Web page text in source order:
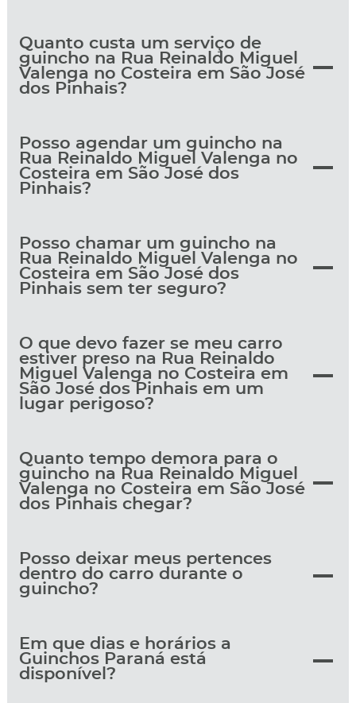
Quanto custa um serviço de
guincho na Rua Reinaldo Miguel
Valenga no Costeira em São José
dos Pinhais?
Posso agendar um guincho na
Rua Reinaldo Miguel Valenga no
Costeira em São José dos
Pinhais?
Posso chamar um guincho na
Rua Reinaldo Miguel Valenga no
Costeira em São José dos
Pinhais sem ter seguro?
O que devo fazer se meu carro
estiver preso na Rua Reinaldo
Miguel Valenga no Costeira em
São José dos Pinhais em um
lugar perigoso?
Quanto tempo demora para o
guincho na Rua Reinaldo Miguel
Valenga no Costeira em São José
dos Pinhais chegar?
Posso deixar meus pertences
dentro do carro durante o
guincho?
Em que dias e horários a
Guinchos Paraná está
disponível?